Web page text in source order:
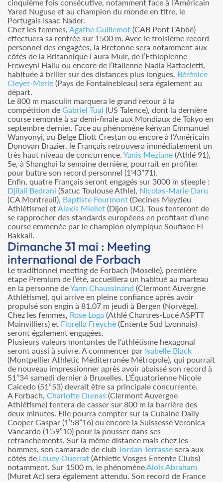
cinquième fois consécutive, notamment face à l’Américain
Yared Nuguse et au champion du monde en titre, le
Portugais Isaac Nader.
Chez les femmes, Agathe Guillemot (CAB Pont L'Abbé)
effectuera sa rentrée sur 1500 m. Avec le troisième record
personnel des engagées, la Bretonne sera notamment aux
côtés de la Britannique Laura Muir, de l’Ethiopienne
Freweyni Hailu ou encore de l’Italienne Nadia Battocletti,
habituée à briller sur des distances plus longues. Bérénice
Cleyet-Merle (Pays de Fontainebleau) sera également au
départ.
Le 800 m masculin marquera le grand retour à la
compétition de Gabriel Tual (US Talence), dont la dernière
course remonte à sa demi-finale aux Mondiaux de Tokyo en
septembre dernier. Face au phénomène kényan Emmanuel
Wanyonyi, au Belge Eliott Crestan ou encore à l’Américain
Donovan Brazier, le Français retrouvera immédiatement un
très haut niveau de concurrence. Yanis Meziane (Athlé 91),
5e, à Shanghai la semaine dernière, pourrait en profiter
pour battre son record personnel (1’43”71).
Enfin, quatre Français seront engagés sur 3000 m steeple :
Djilali Bedrani (Satuc Toulouse Athle), Nicolas-Marie Daru
(CA Montreuil), Baptiste Fourmont (Decines Meyzieu
Athlétisme) et Alexis Miellet (Dijon UC). Tous tenteront de
se rapprocher des standards européens en profitant d’une
course emmenée par le champion olympique Soufiane El
Bakkali.
Dimanche 31 mai : Meeting
international de Forbach
Le traditionnel meeting de Forbach (Moselle), première
étape Premium de l’été, accueillera un habitué au marteau
en la personne deYann Chaussinand (Clermont Auvergne
Athlétisme), qui arrive en pleine confiance après avoir
propulsé son engin à 81,07 m jeudi à Bergen (Norvège).
Chez les femmes, Rose Loga (Athlé Chartres-Lucé ASPTT
Mainvilliers) et Florella Freyche (Entente Sud Lyonnais)
seront également engagées.
Plusieurs valeurs montantes de l’athlétisme hexagonal
seront aussi à suivre. A commencer par Isabelle Black
(Montpellier Athletic Méditerranée Métropole), qui pourrait
de nouveau impressionner après avoir abaissé son record à
51’’34 samedi dernier à Bruxelles. L’Équatorienne Nicole
Caicedo (51”53) devrait être sa principale concurrente.
A Forbach, Charlotte Dumas (Clermont Auvergne
Athlétisme) tentera de casser sur 800 m la barrière des
deux minutes. Elle pourra compter sur la Cubaine Daily
Cooper Gaspar (1’58”16) ou encore la Suissesse Veronica
Vancardo (1’59”10) pour la pousser dans ses
retranchements. Sur la même distance mais chez les
hommes, son camarade de club Jordan Terrasse sera aux
côtés de Louey Ouerrat (Athletic Vosges Entente Clubs)
notamment. Sur 1500 m, le phénomène Aloïs Abraham
(Muret Ac) sera également attendu. Son record de France